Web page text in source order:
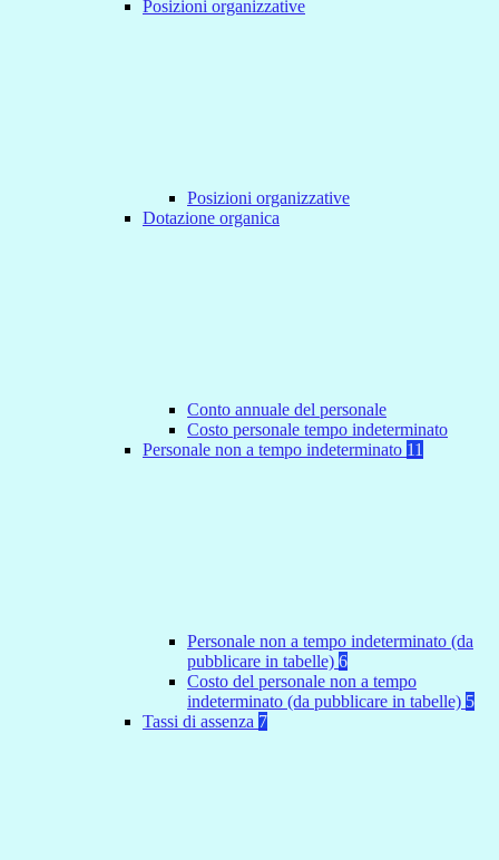
Posizioni organizzative
Posizioni organizzative
Dotazione organica
Conto annuale del personale
Costo personale tempo indeterminato
Personale non a tempo indeterminato 11
Personale non a tempo indeterminato (da
pubblicare in tabelle) 6
Costo del personale non a tempo
indeterminato (da pubblicare in tabelle) 5
Tassi di assenza 7